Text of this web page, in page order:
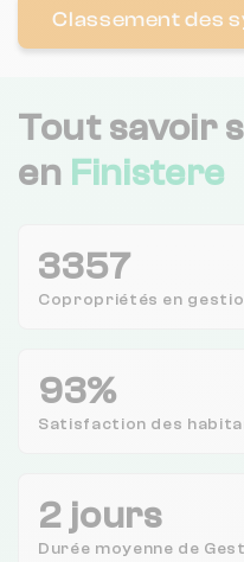
Classement des
Tout savoir
en Finistere
3357
Copropriétés en
93%
Satisfaction des
2 jours
Durée moyenne de